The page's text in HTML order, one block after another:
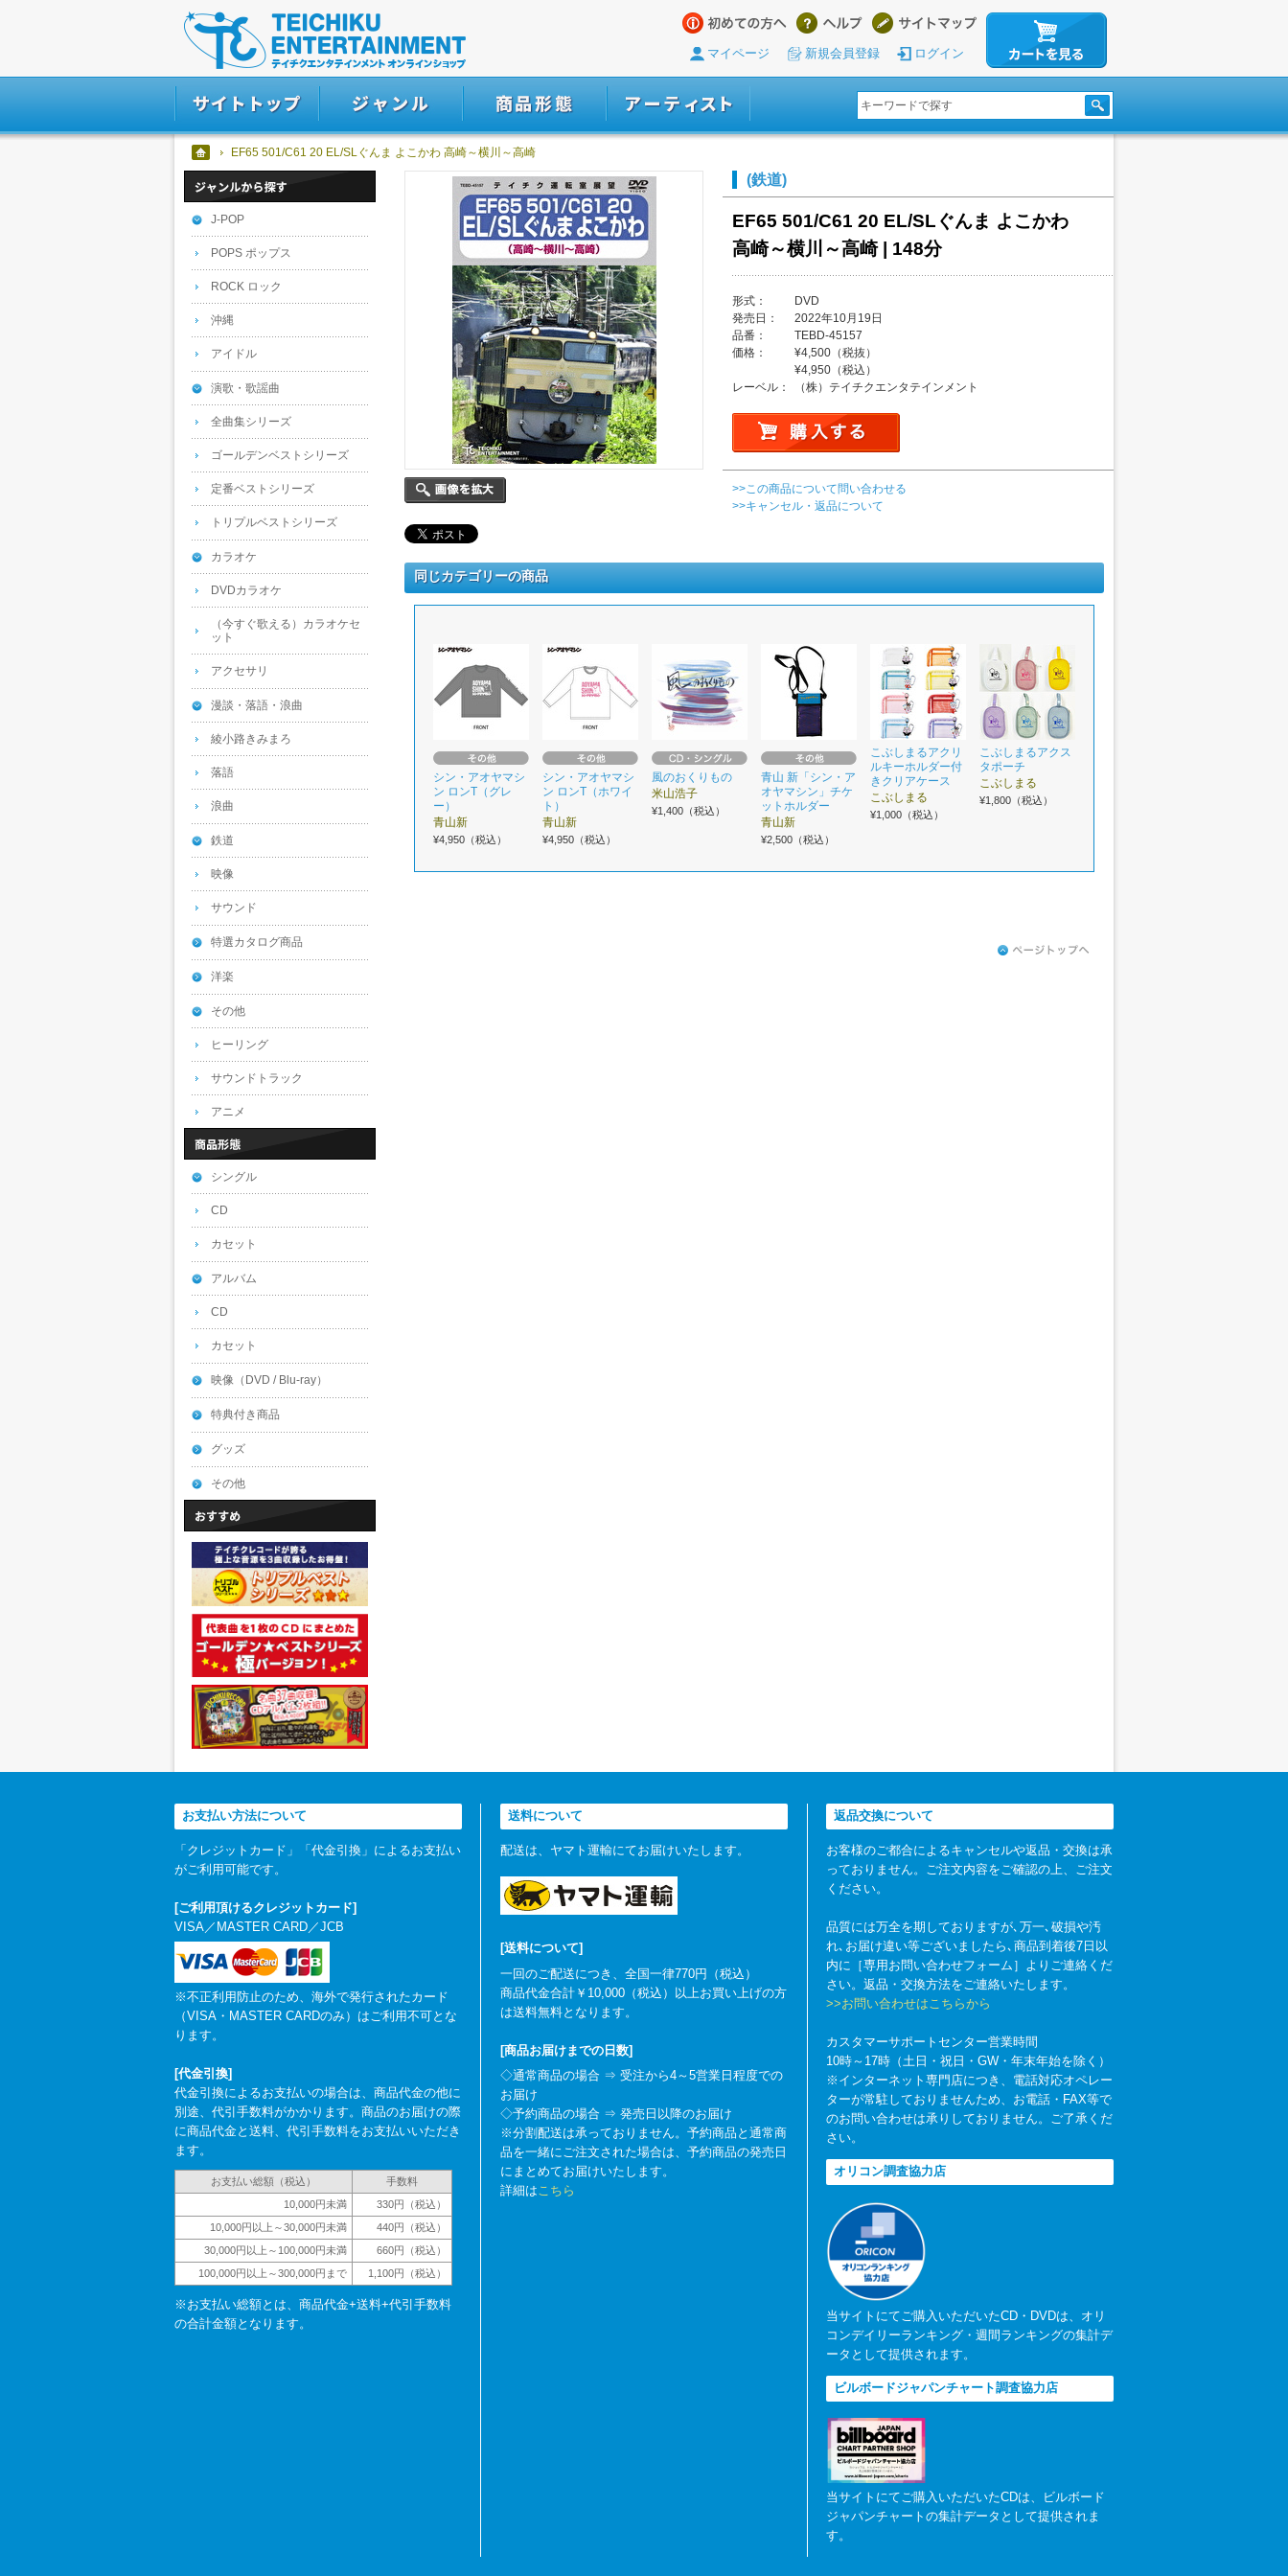
マイページ 新規会員登録 ログイン
EF65 501/C61 20 EL/SLぐんま よこかわ 高崎～横川～高崎
(鉄道)
EF65 501/C61 20 EL/SLぐんま よこかわ
高崎～横川～高崎 | 148分
形式：
DVD
発売日：
2022年10月19日
品番：
TEBD-45157
価格：
¥4,500（税抜）
¥4,950（税込）
レーベル：
（株）テイチクエンタテインメント
>>この商品について問い合わせる
>>キャンセル・返品について
同じカテゴリーの商品
シン・アオヤマシ
ン ロンT（グレ
ー）
青山新
¥4,950（税込）
シン・アオヤマシ
ン ロンT（ホワイ
ト）
青山新
¥4,950（税込）
風のおくりもの
米山浩子
¥1,400（税込）
青山 新「シン・ア
オヤマシン」チケ
ットホルダー
青山新
¥2,500（税込）
こぶしまるアクリ
ルキーホルダー付
きクリアケース
こぶしまる
¥1,000（税込）
こぶしまるアクス
タポーチ
こぶしまる
¥1,800（税込）
J-POP
POPS ポップス
ROCK ロック
沖縄
アイドル
演歌・歌謡曲
全曲集シリーズ
ゴールデンベストシリーズ
定番ベストシリーズ
トリプルベストシリーズ
カラオケ
DVDカラオケ
（今すぐ歌える）カラオケセ
ット
アクセサリ
漫談・落語・浪曲
綾小路きみまろ
落語
浪曲
鉄道
映像
サウンド
特選カタログ商品
洋楽
その他
ヒーリング
サウンドトラック
アニメ
シングル
CD
カセット
アルバム
CD
カセット
映像（DVD / Blu-ray）
特典付き商品
グッズ
その他
お支払い方法について
「クレジットカード」「代金引換」によるお支払い
がご利用可能です。
[ご利用頂けるクレジットカード]
VISA／MASTER CARD／JCB
※不正利用防止のため、海外で発行されたカード
（VISA・MASTER CARDのみ）はご利用不可とな
ります。
[代金引換]
代金引換によるお支払いの場合は、商品代金の他に
別途、代引手数料がかかります。商品のお届けの際
に商品代金と送料、代引手数料をお支払いいただき
ます。
お支払い総額（税込）
手数料
10,000円未満
330円（税込）
10,000円以上～30,000円未満
440円（税込）
30,000円以上～100,000円未満
660円（税込）
100,000円以上～300,000円まで
1,100円（税込）
※お支払い総額とは、商品代金+送料+代引手数料
の合計金額となります。
送料について
配送は、ヤマト運輸にてお届けいたします。
[送料について]
一回のご配送につき、全国一律770円（税込）
商品代金合計￥10,000（税込）以上お買い上げの方
は送料無料となります。
[商品お届けまでの日数]
◇通常商品の場合 ⇒ 受注から4～5営業日程度での
お届け
◇予約商品の場合 ⇒ 発売日以降のお届け
※分割配送は承っておりません。予約商品と通常商
品を一緒にご注文された場合は、予約商品の発売日
にまとめてお届けいたします。
詳細はこちら
返品交換について
お客様のご都合によるキャンセルや返品・交換は承
っておりません。ご注文内容をご確認の上、ご注文
ください。
品質には万全を期しておりますが､万一､破損や汚
れ､お届け違い等ございましたら､商品到着後7日以
内に［専用お問い合わせフォーム］よりご連絡くだ
さい。返品・交換方法をご連絡いたします。
>>お問い合わせはこちらから
カスタマーサポートセンター営業時間
10時～17時（土日・祝日・GW・年末年始を除く）
※インターネット専門店につき、電話対応オペレー
ターが常駐しておりませんため、お電話・FAX等で
のお問い合わせは承りしておりません。ご了承くだ
さい。
オリコン調査協力店
当サイトにてご購入いただいたCD・DVDは、オリ
コンデイリーランキング・週間ランキングの集計デ
ータとして提供されます。
ビルボードジャパンチャート調査協力店
当サイトにてご購入いただいたCDは、ビルボード
ジャパンチャートの集計データとして提供されま
す。